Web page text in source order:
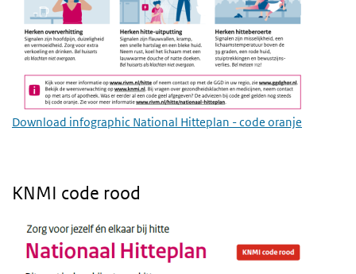
Download infographic National Hitteplan - code oranje
KNMI code rood